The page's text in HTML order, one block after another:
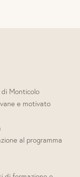
Monticolo
e motivato
al programma